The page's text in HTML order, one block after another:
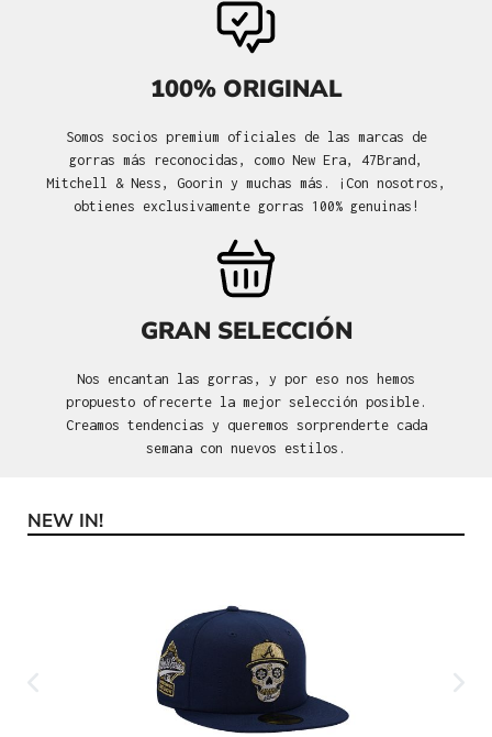
100% ORIGINAL
Somos socios premium oficiales de las marcas de
gorras más reconocidas, como New Era, 47Brand,
Mitchell & Ness, Goorin y muchas más. ¡Con nosotros,
obtienes exclusivamente gorras 100% genuinas!
GRAN SELECCIÓN
Nos encantan las gorras, y por eso nos hemos
propuesto ofrecerte la mejor selección posible.
Creamos tendencias y queremos sorprenderte cada
semana con nuevos estilos.
Omitir la galería de productos
NEW IN!